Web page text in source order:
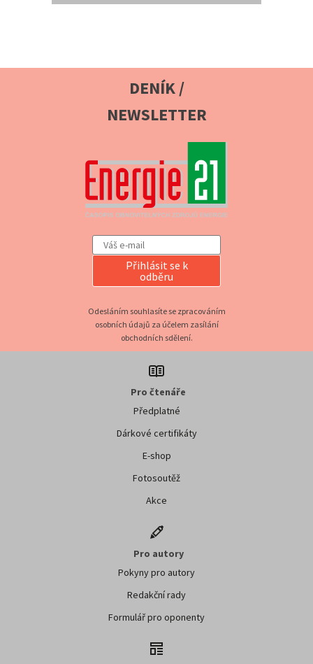
DENÍK /
NEWSLETTER
Přihlásit se k
odběru
Odesláním souhlasíte se zpracováním
osobních údajů za účelem zasílání
obchodních sdělení.
Pro čtenáře
Předplatné
Dárkové certifikáty
E-shop
Fotosoutěž
Akce
Pro autory
Pokyny pro autory
Redakční rady
Formulář pro oponenty